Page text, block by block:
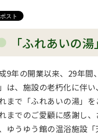
「ふれあいの
9年の開業以来、29年間
は、施設の老朽化に伴い、
まで「ふれあいの湯」
までのご愛顧に感謝し
ゆうゆう館の温浴施設